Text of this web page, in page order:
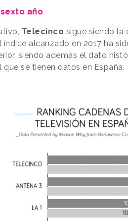
año
Telecinco sigue siendo la
alcanzado en 2017 ha
siendo además el dato
que se tienen datos en España.